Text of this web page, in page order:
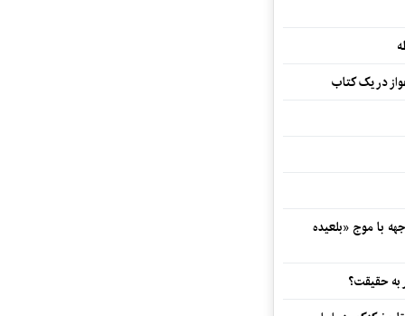
در یک کتاب
با موج «بلعیده
به حقیقت؟